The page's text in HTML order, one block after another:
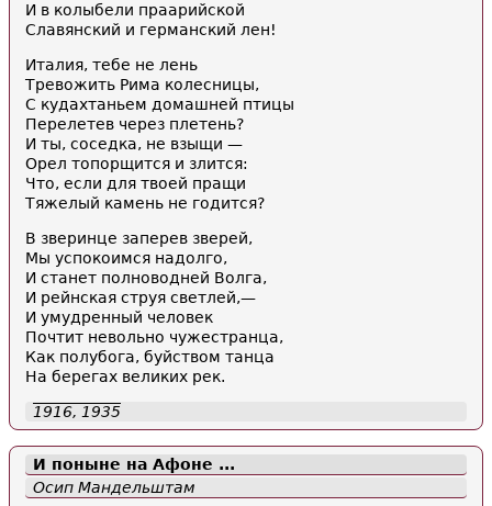
И в колыбели праарийской
Славянский и германский лен!
Италия, тебе не лень
Тревожить Рима колесницы,
С кудахтаньем домашней птицы
Перелетев через плетень?
И ты, соседка, не взыщи —
Орел топорщится и злится:
Что, если для твоей пращи
Тяжелый камень не годится?
В зверинце заперев зверей,
Мы успокоимся надолго,
И станет полноводней Волга,
И рейнская струя светлей,—
И умудренный человек
Почтит невольно чужестранца,
Как полубога, буйством танца
На берегах великих рек.
1916, 1935
И поныне на Афоне ...
Осип Мандельштам